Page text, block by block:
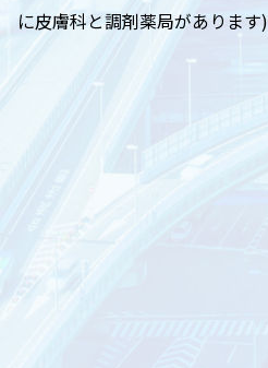
に皮膚科と調剤薬局があります)